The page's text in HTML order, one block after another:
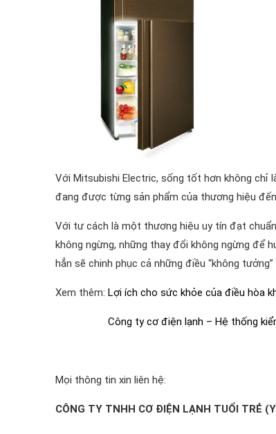
Với Mitsubishi Electric, sống tốt hơn không chỉ
đang được từng sản phẩm của thương hiệu
Với tư cách là một thương hiệu uy tín đạt
không ngừng, những thay đổi không ngừng để
hẳn sẽ chinh phục cả những điều “không
Xem thêm: Lợi ích cho sức khỏe của điều hòa
Công ty cơ điện lạnh – Hệ thống
Mọi thông tin xin liên hệ:
CÔNG TY TNHH CƠ ĐIỆN LẠNH TUỔI TRẺ